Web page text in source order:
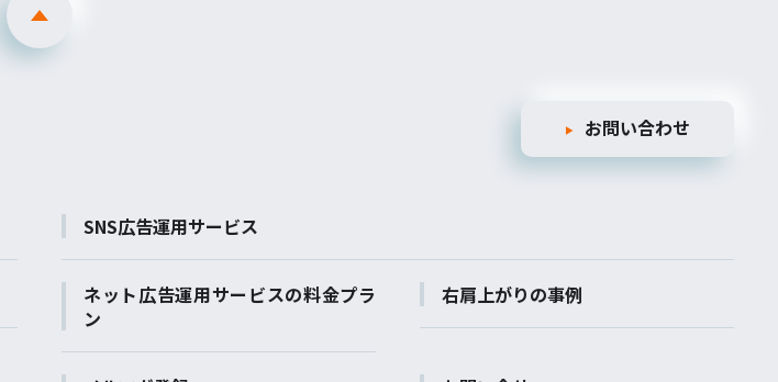
お問い合わせ
SNS広告運用サービス
ネット広告運用サービスの料金プラ
ン
右肩上がりの事例